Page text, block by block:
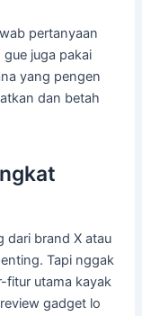
pertanyaan
juga pakai
yang pengen
dan betah
dari brand X atau
Tapi nggak
fitur utama kayak
gadget lo